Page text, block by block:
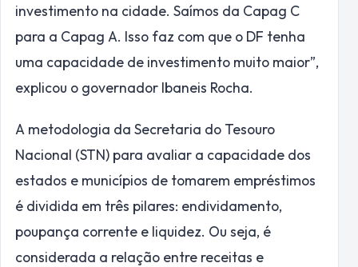
investimento na cidade. Saímos da Capag C
para a Capag A. Isso faz com que o DF tenha
uma capacidade de investimento muito maior”,
explicou o governador Ibaneis Rocha.
A metodologia da Secretaria do Tesouro
Nacional (STN) para avaliar a capacidade dos
estados e municípios de tomarem empréstimos
é dividida em três pilares: endividamento,
poupança corrente e liquidez. Ou seja, é
considerada a relação entre receitas e